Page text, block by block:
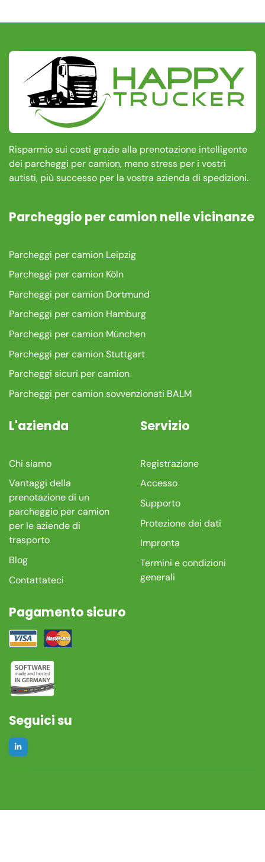
Risparmio sui costi grazie alla prenotazione intelligente
dei parcheggi per camion, meno stress per i vostri
autisti, più successo per la vostra azienda di spedizioni.
Parcheggio per camion nelle vicinanze
Parcheggi per camion Leipzig
Parcheggi per camion Köln
Parcheggi per camion Dortmund
Parcheggi per camion Hamburg
Parcheggi per camion München
Parcheggi per camion Stuttgart
Parcheggi sicuri per camion
Parcheggi per camion sovvenzionati BALM
L'azienda
Chi siamo
Vantaggi della
prenotazione di un
parcheggio per camion
per le aziende di
trasporto
Blog
Contattateci
Servizio
Registrazione
Accesso
Supporto
Protezione dei dati
Impronta
Termini e condizioni
generali
Pagamento sicuro
Seguici su